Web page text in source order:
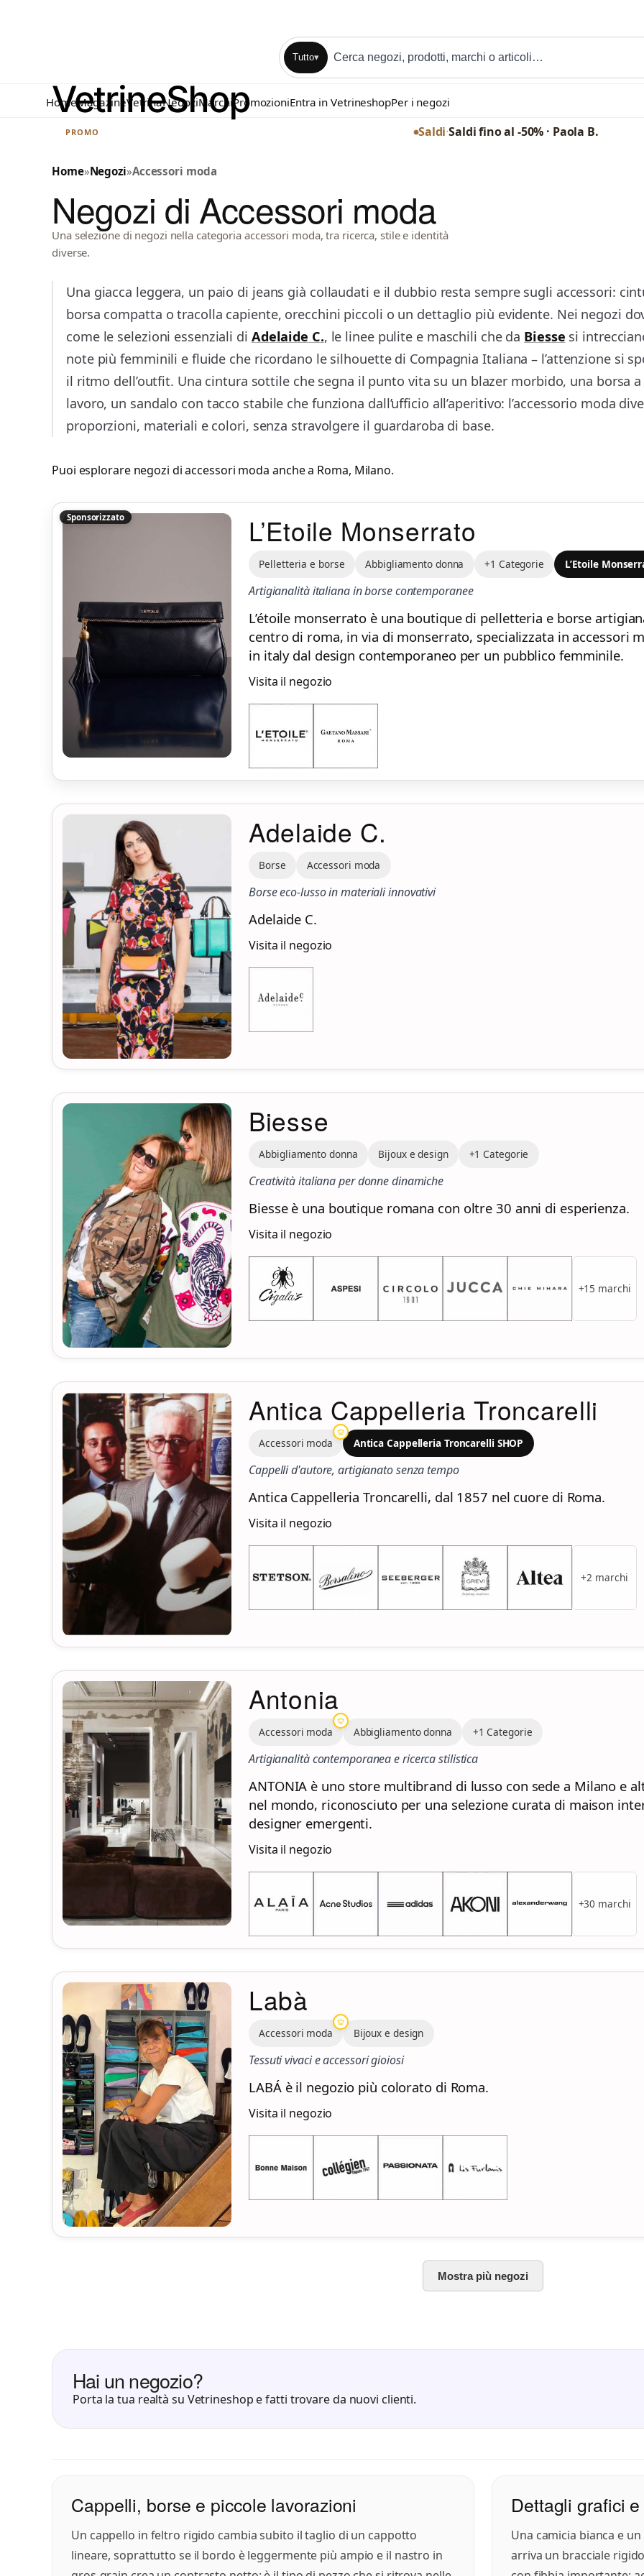
Tutto▾
HomeMagazineVetrinaNegoziMarchi PromozioniEntra in VetrineshopPer i negozi
PROMO Saldi·Saldi fino al -50% · Paola B.
Home»Negozi»Accessori moda
Negozi di Accessori moda
Una selezione di negozi nella categoria accessori moda, tra ricerca, stile e identità
diverse.
Una giacca leggera, un paio di jeans già collaudati e il dubbio resta sempre sugli accessori:
borsa compatta o tracolla capiente, orecchini piccoli o un dettaglio più evidente. Nei negozi
come le selezioni essenziali di Adelaide C., le linee pulite e maschili che da Biesse si
note più femminili e fluide che ricordano le silhouette di Compagnia Italiana – l’attenzione si
il ritmo dell’outfit. Una cintura sottile che segna il punto vita su un blazer morbido, una borsa
lavoro, un sandalo con tacco stabile che funziona dall’ufficio all’aperitivo: l’accessorio moda
proporzioni, materiali e colori, senza stravolgere il guardaroba di base.
Puoi esplorare negozi di accessori moda anche a Roma, Milano.
Sponsorizzato L’Etoile Monserrato
Pelletteria e borse Abbigliamento donna +1 Categorie L’Etoile
Artigianalità italiana in borse contemporanee
L’étoile monserrato è una boutique di pelletteria e borse
centro di roma, in via di monserrato, specializzata in accessori
in italy dal design contemporaneo per un pubblico femminile.
Visita il negozio
Adelaide C.
Borse Accessori moda
Borse eco-lusso in materiali innovativi
Adelaide C.
Visita il negozio
Biesse
Abbigliamento donna Bijoux e design +1 Categorie
Creatività italiana per donne dinamiche
Biesse è una boutique romana con oltre 30 anni di esperienza.
Visita il negozio
+15 marchi
Antica Cappelleria Troncarelli
Accessori moda Antica Cappelleria Troncarelli SHOP
Cappelli d'autore, artigianato senza tempo
Antica Cappelleria Troncarelli, dal 1857 nel cuore di Roma.
Visita il negozio
+2 marchi
Antonia
Accessori moda Abbigliamento donna +1 Categorie
Artigianalità contemporanea e ricerca stilistica
ANTONIA è uno store multibrand di lusso con sede a Milano e
nel mondo, riconosciuto per una selezione curata di maison
designer emergenti.
Visita il negozio
+30 marchi
Labà
Accessori moda Bijoux e design
Tessuti vivaci e accessori gioiosi
LABÁ è il negozio più colorato di Roma.
Visita il negozio
Mostra più negozi
Hai un negozio?
Porta la tua realtà su Vetrineshop e fatti trovare da nuovi clienti.
Cappelli, borse e piccole lavorazioni
Un cappello in feltro rigido cambia subito il taglio di un cappotto
lineare, soprattutto se il bordo è leggermente più ampio e il nastro in
Dettagli grafici
Una camicia bianca e
arriva un bracciale